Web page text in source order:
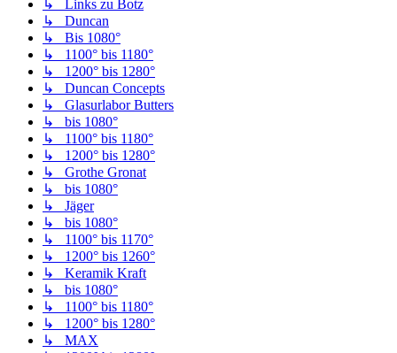
↳ Links zu Botz
↳ Duncan
↳ Bis 1080°
↳ 1100° bis 1180°
↳ 1200° bis 1280°
↳ Duncan Concepts
↳ Glasurlabor Butters
↳ bis 1080°
↳ 1100° bis 1180°
↳ 1200° bis 1280°
↳ Grothe Gronat
↳ bis 1080°
↳ Jäger
↳ bis 1080°
↳ 1100° bis 1170°
↳ 1200° bis 1260°
↳ Keramik Kraft
↳ bis 1080°
↳ 1100° bis 1180°
↳ 1200° bis 1280°
↳ MAX